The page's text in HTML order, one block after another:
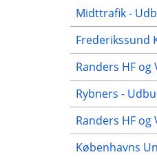
Midttrafik -
Frederikssund
Randers HF
Rybners -
Randers HF
Københavns